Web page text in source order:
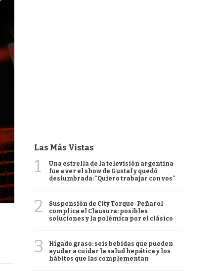
Las Más Vistas
1
Una estrella de la televisión argentina
fue a ver el show de Gustaf y quedó
deslumbrada: "Quiero trabajar con vos"
2
Suspensión de City Torque-Peñarol
complica el Clausura: posibles
soluciones y la polémica por el clásico
3
Hígado graso: seis bebidas que pueden
ayudar a cuidar la salud hepática y los
hábitos que las complementan